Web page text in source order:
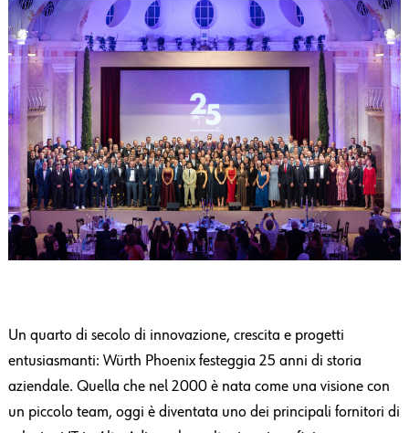
Un quarto di secolo di innovazione, crescita e progetti
entusiasmanti: Würth Phoenix festeggia 25 anni di storia
aziendale. Quella che nel 2000 è nata come una visione con
un piccolo team, oggi è diventata uno dei principali fornitori di